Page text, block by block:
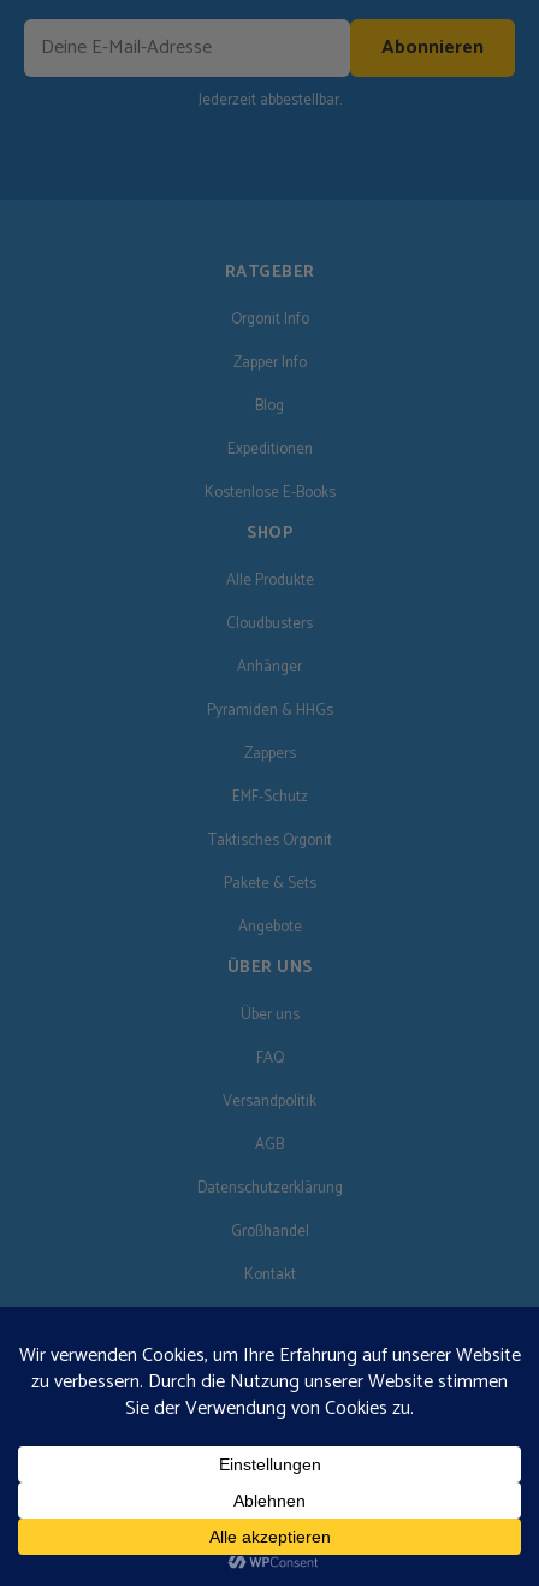
Abonnieren
Jederzeit abbestellbar.
RATGEBER
Orgonit Info
Zapper Info
Blog
Expeditionen
Kostenlose E-Books
SHOP
Alle Produkte
Cloudbusters
Anhänger
Pyramiden & HHGs
Zappers
EMF-Schutz
Taktisches Orgonit
Pakete & Sets
Angebote
ÜBER UNS
Über uns
FAQ
Versandpolitik
AGB
Datenschutzerklärung
Großhandel
Kontakt
FOLG UNS
DE
€125 kostenloser Versand · © 2026 Orgonise Africa